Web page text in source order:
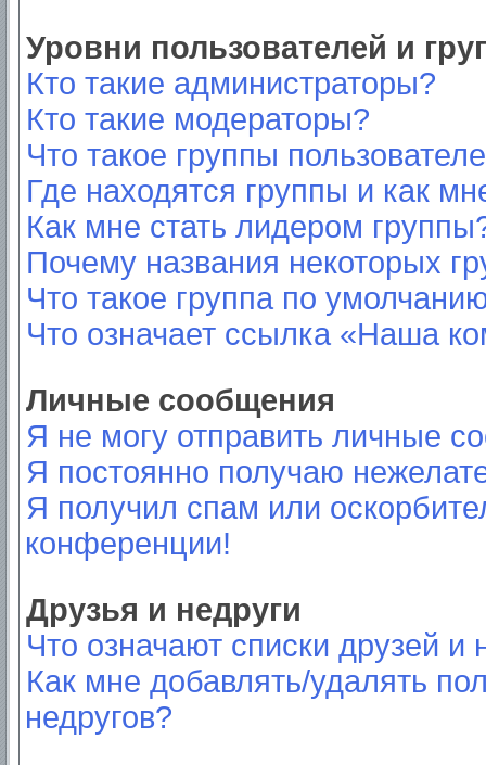
Уровни пользователей и
Кто такие администраторы?
Кто такие модераторы?
Что такое группы
Где находятся группы и как
Как мне стать лидером
Почему названия некоторых
Что такое группа по
Что означает ссылка «Наша
Личные сообщения
Я не могу отправить личные
Я постоянно получаю
Я получил спам или
конференции!
Друзья и недруги
Что означают списки друзей и
Как мне добавлять/удалять
недругов?